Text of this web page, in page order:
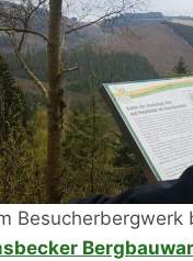
Besucherbergwerk